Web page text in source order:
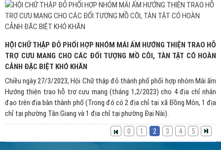
HỘI CHỮ THẬP ĐỎ PHỐI HỢP NHÓM MÁI ẤM HƯỚNG THIỆN TRAO HỖ
TRỢ CƯU MANG CHO CÁC ĐỐI TƯỢNG MỒ CÔI, TÀN TẬT CÓ HOÀN
CẢNH ĐẶC BIỆT KHÓ KHĂN
Chiều ngày 27/3/2023, Hội Chữ thập đỏ thành phố phối hợp nhóm Mái ấm
Hướng thiện trao hỗ trợ cưu mang (tháng 1,2/2023) cho 4 địa chỉ nhân
đạo trên địa bàn thành phố (Trong đó có 2 địa chỉ tại xã Đồng Môn, 1 địa
chỉ tại phường Tân Giang và 1 địa chỉ tại phường Đại Nài).
0
1 2 3 4 5